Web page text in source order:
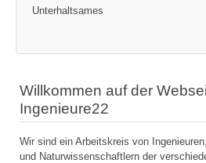
Unterhaltsames
Willkommen auf der
Ingenieure22
Wir sind ein Arbeitskreis von
und Naturwissenschaftlern der